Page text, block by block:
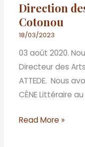
Direction
Cotonou
18/03/2023
03 août 2020.
Directeur des
ATTEDE. Nous
CÈNE Littéraire
Read More »